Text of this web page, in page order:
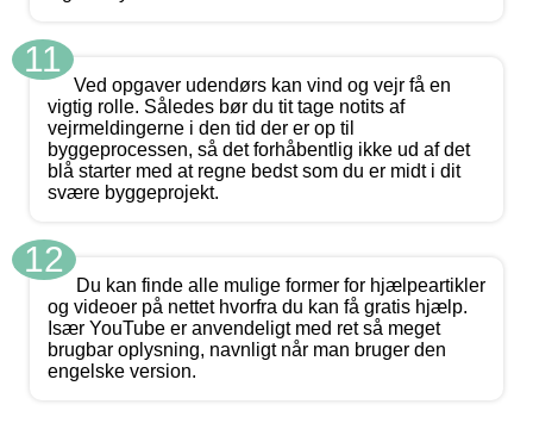
11
Ved opgaver udendørs kan vind og vejr få en
vigtig rolle. Således bør du tit tage notits af
vejrmeldingerne i den tid der er op til
byggeprocessen, så det forhåbentlig ikke ud af det
blå starter med at regne bedst som du er midt i dit
svære byggeprojekt.
12
Du kan finde alle mulige former for hjælpeartikler
og videoer på nettet hvorfra du kan få gratis hjælp.
Især YouTube er anvendeligt med ret så meget
brugbar oplysning, navnligt når man bruger den
engelske version.